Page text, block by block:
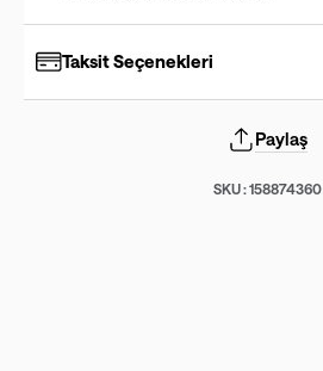
Taksit Seçenekleri
Paylaş
SKU :158874360